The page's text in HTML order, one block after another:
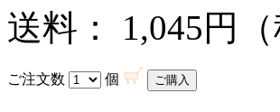
送料： 1,045円（
ご注文数 個